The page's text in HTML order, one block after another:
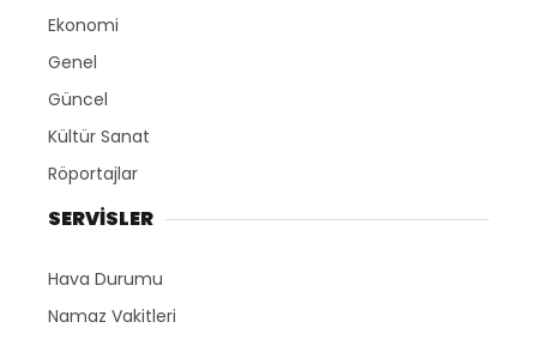
Ekonomi
Genel
Güncel
Kültür Sanat
Röportajlar
SERVİSLER
Hava Durumu
Namaz Vakitleri